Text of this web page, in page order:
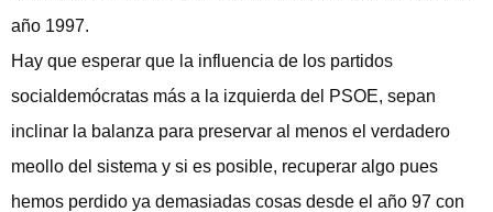
año 1997.
Hay que esperar que la influencia de los partidos
socialdemócratas más a la izquierda del PSOE, sepan
inclinar la balanza para preservar al menos el verdadero
meollo del sistema y si es posible, recuperar algo pues
hemos perdido ya demasiadas cosas desde el año 97 con